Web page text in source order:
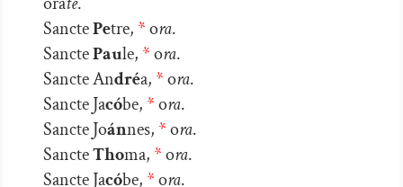
SanctePetre, *ora.
SanctePaule, *ora.
Sancte Andréa, *ora.
Sancte Jacóbe, *ora.
Sancte Joánnes, *ora.
SancteThoma, *ora.
Sancte Jacóbe, *ora.